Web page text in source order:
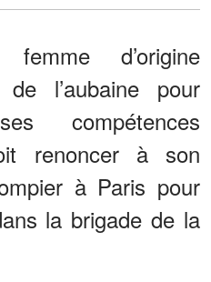
d’origine
l’aubaine pour
compétences
renoncer à son
à Paris pour
la brigade de la